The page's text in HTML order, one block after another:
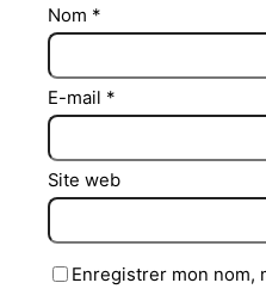
Nom *
E-mail *
Site web
Enregistrer mon nom,